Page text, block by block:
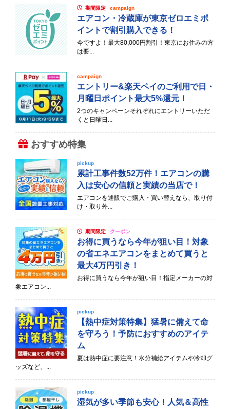
期間限定 campaign
エアコン・冷蔵庫が東京ゼロエミポ
イントで割引購入できる！
今ですよ！最大80,000円割引！東京にお住みの方
は要...
campaign
エントリー&楽天ペイのご利用で日・
月曜日ポイント最大5%還元！
2つのキャンペーンそれぞれにエントリーいただ
くと日曜日...
おすすめ特集
pickup
累計工事件数52万件！エアコンの購
入は安心の信頼と実績の当店で！
エアコンを通販でご購入・買い替えなら、取り付
け・取り外...
期間限定 クーポン
お得に買うなら今年が狙い目！対象
の省エネエアコンをまとめて買うと
最大4万円引き！
お得に買うなら今年が狙い目！指定メーカーの対
象エアコン...
pickup
【熱中症対策特集】猛暑に備えて命
を守ろう！予防におすすめのアイテ
ム
夏は熱中症に要注意！水分補給アイテムや冷却グ
ッズなど、...
pickup
湿気が多い季節も安心！人気＆高性